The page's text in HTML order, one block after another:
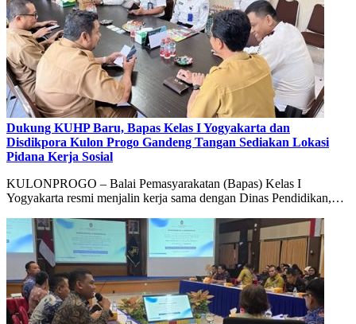
Dukung KUHP Baru, Bapas Kelas I Yogyakarta dan
Disdikpora Kulon Progo Gandeng Tangan Sediakan Lokasi
Pidana Kerja Sosial
KULONPROGO – Balai Pemasyarakatan (Bapas) Kelas I
Yogyakarta resmi menjalin kerja sama dengan Dinas Pendidikan,…